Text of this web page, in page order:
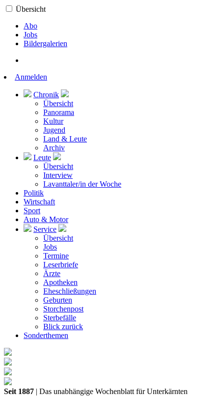
Übersicht
Abo
Jobs
Bildergalerien
Anmelden
Chronik
Übersicht
Panorama
Kultur
Jugend
Land & Leute
Archiv
Leute
Übersicht
Interview
Lavanttaler/in der Woche
Politik
Wirtschaft
Sport
Auto & Motor
Service
Übersicht
Jobs
Termine
Leserbriefe
Ärzte
Apotheken
Eheschließungen
Geburten
Storchenpost
Sterbefälle
Blick zurück
Sonderthemen
Seit 1887 | Das unabhängige Wochenblatt für Unterkärnten